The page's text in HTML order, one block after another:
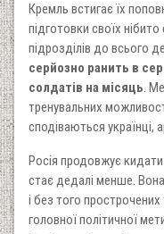
Кремль встигає їх
підготовки своїх
підрозділів до всього
серйозно ранить в
солдатів на місяць.
тренувальних
сподіваються українці,
Росія продовжує кидати
стає дедалі менше.
і без того
головної політичної